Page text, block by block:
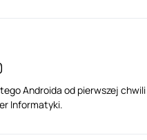
Androida od pierwszej
Informatyki.